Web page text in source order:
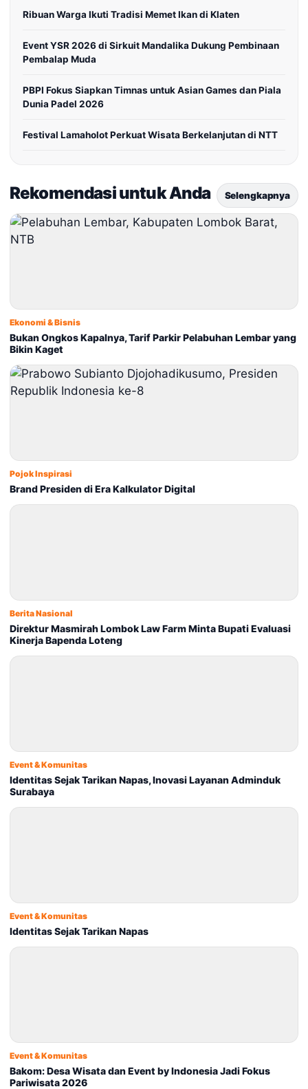
Ribuan Warga Ikuti Tradisi Memet Ikan di Klaten
Event YSR 2026 di Sirkuit Mandalika Dukung Pembinaan
Pembalap Muda
PBPI Fokus Siapkan Timnas untuk Asian Games dan Piala
Dunia Padel 2026
Festival Lamaholot Perkuat Wisata Berkelanjutan di NTT
Rekomendasi untuk Anda Selengkapnya
Ekonomi & Bisnis
Bukan Ongkos Kapalnya, Tarif Parkir Pelabuhan Lembar yang
Bikin Kaget
Pojok Inspirasi
Brand Presiden di Era Kalkulator Digital
Berita Nasional
Direktur Masmirah Lombok Law Farm Minta Bupati Evaluasi
Kinerja Bapenda Loteng
Event & Komunitas
Identitas Sejak Tarikan Napas, Inovasi Layanan Adminduk
Surabaya
Event & Komunitas
Identitas Sejak Tarikan Napas
Event & Komunitas
Bakom: Desa Wisata dan Event by Indonesia Jadi Fokus
Pariwisata 2026